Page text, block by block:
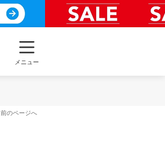
メニュー
前のページへ